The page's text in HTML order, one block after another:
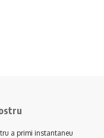
a primi instantaneu